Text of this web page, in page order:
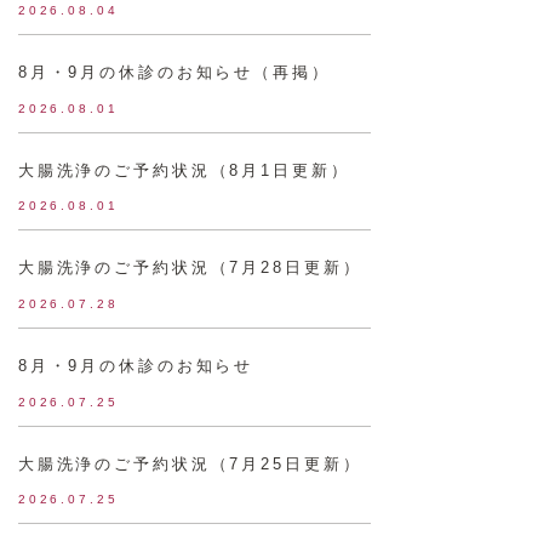
2026.08.04
8月・9月の休診のお知らせ（再掲）
2026.08.01
大腸洗浄のご予約状況（8月1日更新）
2026.08.01
大腸洗浄のご予約状況（7月28日更新）
2026.07.28
8月・9月の休診のお知らせ
2026.07.25
大腸洗浄のご予約状況（7月25日更新）
2026.07.25